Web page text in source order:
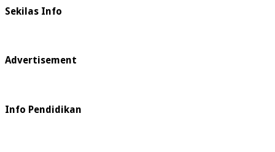
Sekilas Info
Advertisement
Info Pendidikan